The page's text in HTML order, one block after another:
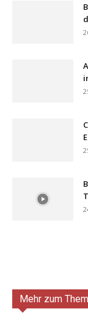
Mehr zum